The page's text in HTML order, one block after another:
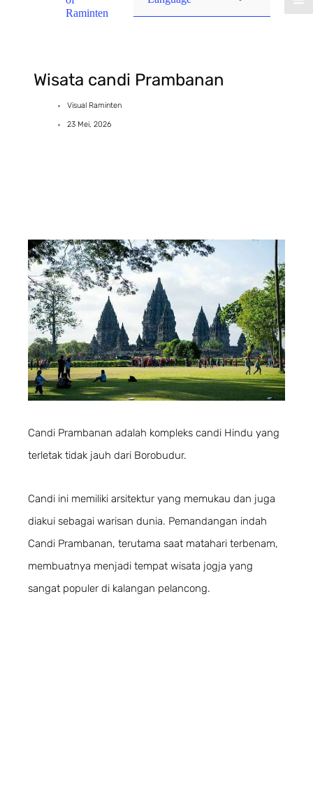
Raminten
Wisata candi Prambanan
Visual Raminten
23 Mei, 2026
Candi Prambanan adalah kompleks candi Hindu yang
terletak tidak jauh dari Borobudur.
Candi ini memiliki arsitektur yang memukau dan juga
diakui sebagai warisan dunia. Pemandangan indah
Candi Prambanan, terutama saat matahari terbenam,
membuatnya menjadi tempat wisata jogja yang
sangat populer di kalangan pelancong.